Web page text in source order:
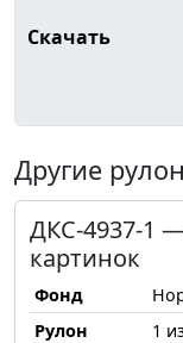
Скачать
Другие
ДКС-4937-1
картинок
Фонд
Рулон
1